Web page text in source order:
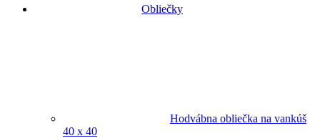
Obliečky
Hodvábna obliečka na vankúš
40 x 40